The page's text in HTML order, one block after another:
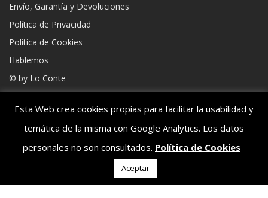
Envío, Garantía y Devoluciones
Política de Privacidad
Política de Cookies
Hablemos
© by Lo Conte
1991 © Maminens byAlfaShop
Esta Web crea cookies propias para facilitar la usabilidad y
temática de la misma con Google Analytics. Los datos
personales no son consultados. Política de Cookies
Aceptar